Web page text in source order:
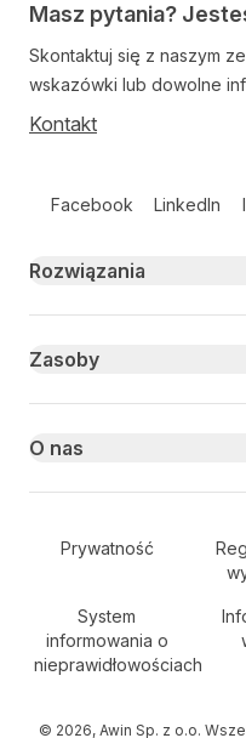
Masz pytania?
Skontaktuj się z naszym
wskazówki lub dowolne
Kontakt
Facebook LinkedIn
Primary footer navigation
Rozwiązania
Zasoby
O nas
Secondary Footer
Prywatność
System
informowania o
nieprawidłowościach
© 2026, Awin Sp. z o.o.